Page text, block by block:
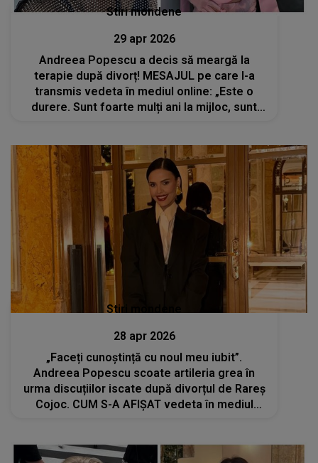
Stiri mondene
29 apr 2026
Andreea Popescu a decis să meargă la
terapie după divorț! MESAJUL pe care l-a
transmis vedeta în mediul online: „Este o
durere. Sunt foarte mulți ani la mijloc, sunt
Stiri mondene
28 apr 2026
„Faceți cunoștință cu noul meu iubit”.
Andreea Popescu scoate artileria grea în
urma discuțiilor iscate după divorțul de Rareș
Cojoc. CUM S-A AFIȘAT vedeta în mediul